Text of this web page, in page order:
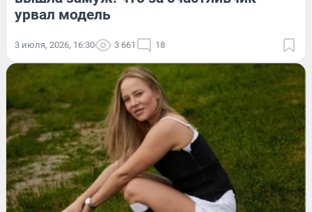
урвал модель
3 июля, 2026, 16:30 3 661 18